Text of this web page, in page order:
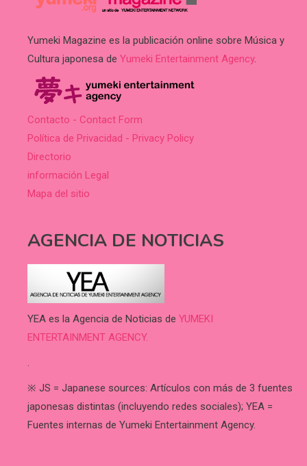
Yumeki Magazine es la publicación online sobre Música y
Cultura japonesa de Yumeki Entertainment Agency.
Contacto - Contact Form
Política de Privacidad - Privacy Policy
Directorio
información Legal
Mapa del sitio
AGENCIA DE NOTICIAS
YEA es la Agencia de Noticias de YUMEKI
ENTERTAINMENT AGENCY.
.
※ JS = Japanese sources: Artículos con más de 3 fuentes
japonesas distintas (incluyendo redes sociales); YEA =
Fuentes internas de Yumeki Entertainment Agency.